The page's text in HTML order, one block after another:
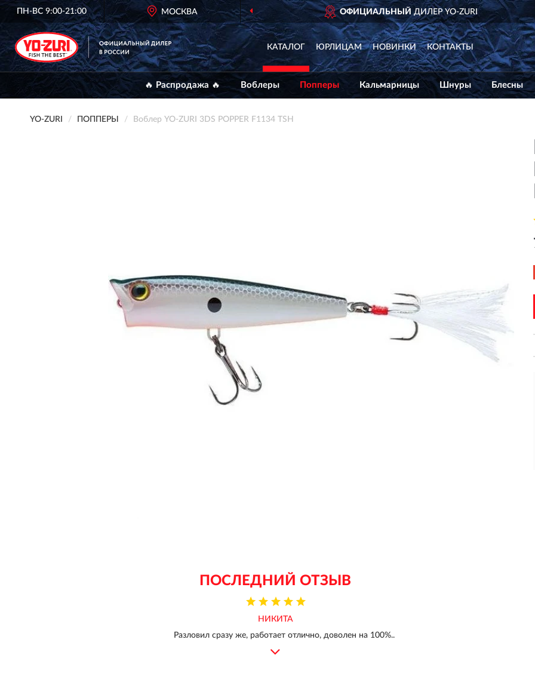
ПН-ВС 9:00-21:00 МОСКВА
ОФИЦИАЛЬНЫЙ ДИЛЕР YO-ZURI ДОСТАВИМ ПО
КАТАЛОГ ЮРЛИЦАМ НОВИНКИ КОНТАКТЫ
🔥 Распродажа 🔥 Воблеры Попперы Кальмарницы Шнуры Блесны
YO-ZURI ПОППЕРЫ Воблер YO-ZURI 3DS POPPER F1134 TSH
ПОСЛЕДНИЙ ОТЗЫВ
НИКИТА
Разловил сразу же, работает отлично, доволен на 100%..